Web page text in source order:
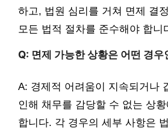
하고, 법원 심리를 거쳐 면제 결
모든 법적 절차를 준수해야 합니
Q: 면제 가능한 상황은 어떤 경우
A: 경제적 어려움이 지속되거나
인해 채무를 감당할 수 없는 상
합니다. 각 경우의 세부 사항은